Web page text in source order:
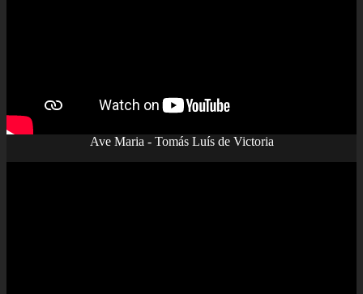
Ave Maria - Tomás Luís de Victoria